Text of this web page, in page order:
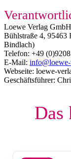
Loewe Verlag GmbH
Bühlstraße 4, 95463
Bindlach)
Telefon: +49
E-Mail:
Webseite: loewe-
Geschäftsführer:
Das